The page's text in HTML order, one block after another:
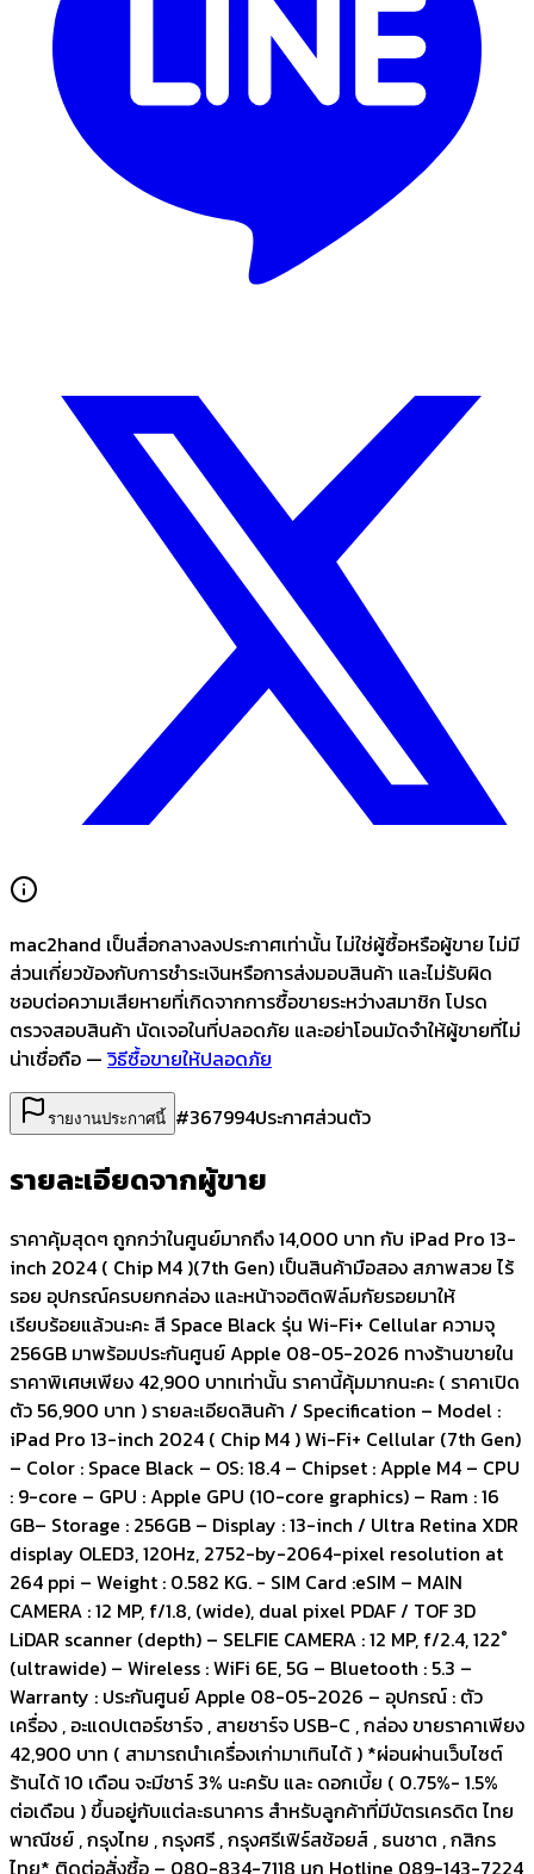
mac2hand เป็นสื่อกลางลงประกาศเท่านั้น ไม่ใช่ผู้ซื้อหรือผู้ขาย ไม่มี
ส่วนเกี่ยวข้องกับการชำระเงินหรือการส่งมอบสินค้า และไม่รับผิด
ชอบต่อความเสียหายที่เกิดจากการซื้อขายระหว่างสมาชิก โปรด
ตรวจสอบสินค้า นัดเจอในที่ปลอดภัย และอย่าโอนมัดจำให้ผู้ขายที่ไม่
น่าเชื่อถือ — วิธีซื้อขายให้ปลอดภัย
รายงานประกาศนี้ #367994ประกาศส่วนตัว
รายละเอียดจากผู้ขาย
ราคาคุ้มสุดๆ ถูกกว่าในศูนย์มากถึง 14,000 บาท กับ iPad Pro 13-
inch 2024 ( Chip M4 )(7th Gen) เป็นสินค้ามือสอง สภาพสวย ไร้
รอย อุปกรณ์ครบยกกล่อง และหน้าจอติดฟิล์มกัยรอยมาให้
เรียบร้อยแล้วนะคะ สี Space Black รุ่น Wi-Fi+ Cellular ความจุ
256GB มาพร้อมประกันศูนย์ Apple 08-05-2026 ทางร้านขายใน
ราคาพิเศษเพียง 42,900 บาทเท่านั้น ราคานี้คุ้มมากนะคะ ( ราคาเปิด
ตัว 56,900 บาท ) รายละเอียดสินค้า / Specification – Model :
iPad Pro 13-inch 2024 ( Chip M4 ) Wi-Fi+ Cellular (7th Gen)
– Color : Space Black – OS: 18.4 – Chipset : Apple M4 – CPU
: 9-core – GPU : Apple GPU (10-core graphics) – Ram : 16
GB ​​​– Storage : 256GB – Display : 13-inch / Ultra Retina XDR
display OLED3, 120Hz, 2752-by-2064-pixel resolution at
264 ppi – Weight : 0.582 KG. - SIM Card :eSIM – MAIN
CAMERA : 12 MP, f/1.8, (wide), dual pixel PDAF / TOF 3D
LiDAR scanner (depth) – SELFIE CAMERA : 12 MP, f/2.4, 122˚
(ultrawide) – Wireless : WiFi 6E, 5G – Bluetooth : 5.3 –
Warranty : ประกันศูนย์ Apple 08-05-2026 – อุปกรณ์ : ตัว
เครื่อง , อะแดปเตอร์ชาร์จ , สายชาร์จ USB-C , กล่อง ขายราคาเพียง
42,900 บาท ( สามารถนำเครื่องเก่ามาเทินได้ ) *ผ่อนผ่านเว็บไซต์
ร้านได้ 10 เดือน จะมีชาร์ 3% นะครับ และ ดอกเบี้ย ( 0.75%- 1.5%
ต่อเดือน ) ขึ้นอยู่กับแต่ละธนาคาร สำหรับลูกค้าที่มีบัตรเครดิต ไทย
พาณีชย์ , กรุงไทย , กรุงศรี , กรุงศรีเฟิร์สช้อยส์ , ธนชาต , กสิกร
ไทย* ติดต่อสั่งซื้อ – 080-834-7118 นก Hotline 089-143-7224